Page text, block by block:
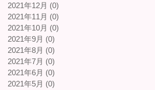
2021年12月 (0)
2021年11月 (0)
2021年10月 (0)
2021年9月 (0)
2021年8月 (0)
2021年7月 (0)
2021年6月 (0)
2021年5月 (0)